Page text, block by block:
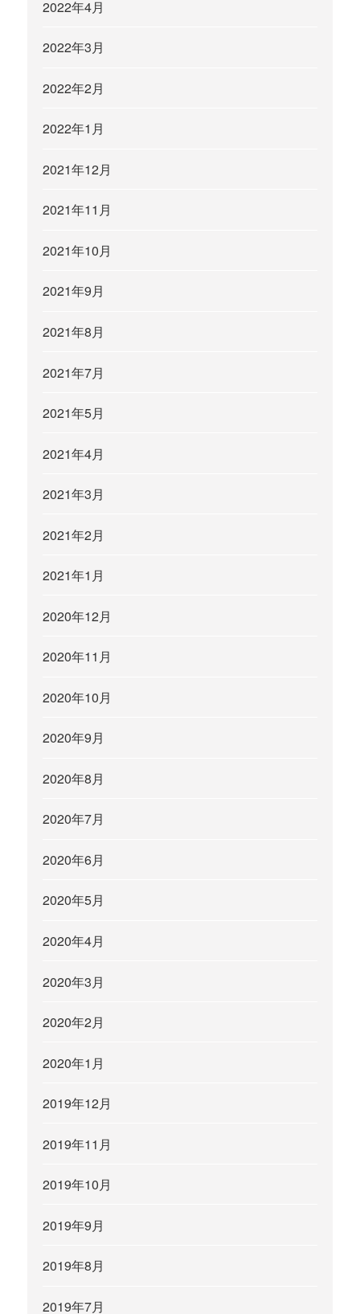
2022年4月
2022年3月
2022年2月
2022年1月
2021年12月
2021年11月
2021年10月
2021年9月
2021年8月
2021年7月
2021年5月
2021年4月
2021年3月
2021年2月
2021年1月
2020年12月
2020年11月
2020年10月
2020年9月
2020年8月
2020年7月
2020年6月
2020年5月
2020年4月
2020年3月
2020年2月
2020年1月
2019年12月
2019年11月
2019年10月
2019年9月
2019年8月
2019年7月